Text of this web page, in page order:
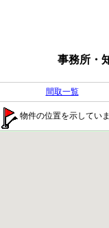
事務所・
間取一覧
物件の位置を示してい